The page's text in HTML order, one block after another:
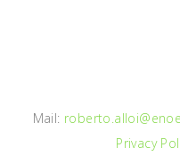
Mail:
Privacy